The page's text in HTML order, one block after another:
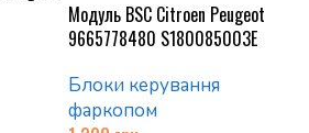
Модуль BSC Citroen Peugeot
9665778480 S180085003E
Блоки керування
фаркопом